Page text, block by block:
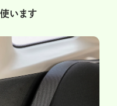
使います